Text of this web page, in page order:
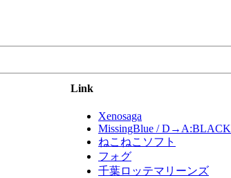
Link
Xenosaga
MissingBlue / D→A:BLACK
ねこねこソフト
フォグ
千葉ロッテマリーンズ